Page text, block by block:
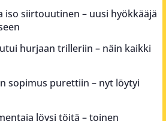
iso siirtouutinen – uusi hyökkääjä
hurjaan trilleriin – näin kaikki
sopimus purettiin – nyt löytyi
löysi töitä – toinen